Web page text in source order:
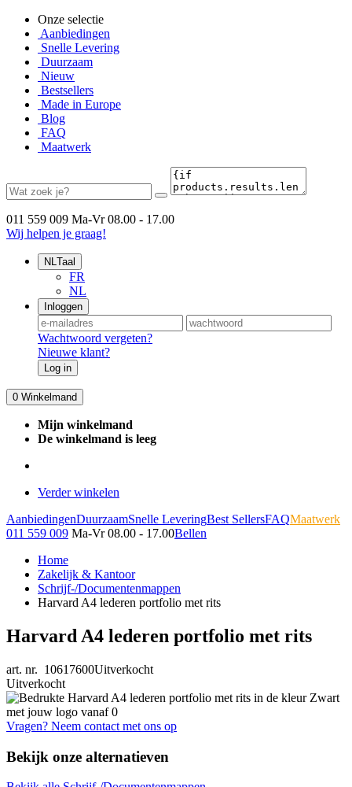
Onze selectie
Aanbiedingen
Snelle Levering
Duurzaam
Nieuw
Bestsellers
Made in Europe
Blog
FAQ
Maatwerk
011 559 009 Ma-Vr 08.00 - 17.00
Wij helpen je graag!
NLTaal
FR
NL
Inloggen
Wachtwoord vergeten?
Nieuwe klant?
Log in
0 Winkelmand
Mijn winkelmand
De winkelmand is leeg
Verder winkelen
AanbiedingenDuurzaamSnelle LeveringBest SellersFAQMaatwerk
011 559 009 Ma-Vr 08.00 - 17.00Bellen
Home
Zakelijk & Kantoor
Schrijf-/Documentenmappen
Harvard A4 lederen portfolio met rits
Harvard A4 lederen portfolio met rits
art. nr. 10617600Uitverkocht
Uitverkocht
Vragen? Neem contact met ons op
Bekijk onze alternatieven